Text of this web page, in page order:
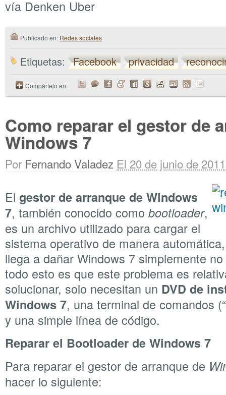
vía Denken Uber
Publicado en: Redes sociales
Etiquetas: Facebook privacidad
Compártelo en:
Como reparar el gestor de
Windows 7
Por Fernando Valadez El 20 de junio de 2011
El gestor de arranque de Windows
7, también conocido como bootloader,
es un archivo utilizado para cargar el
sistema operativo de manera
llega a dañar Windows 7 simplemente
todo esto es que este problema es
solucionar, solo necesitan un DVD de
Windows 7, una terminal de comandos (“
y una simple línea de código.
Reparar el Bootloader de Windows 7
Para reparar el gestor de arranque de
hacer lo siguiente: